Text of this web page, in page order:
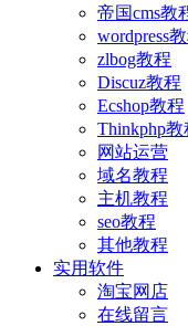
帝国cms教
wordpress
zlbog教程
Discuz教程
Ecshop教程
Thinkphp教
网站运营
域名教程
主机教程
seo教程
其他教程
实用软件
淘宝网店
在线留言